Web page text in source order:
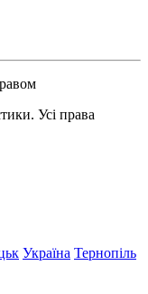
Усі права
Україна Тернопіль